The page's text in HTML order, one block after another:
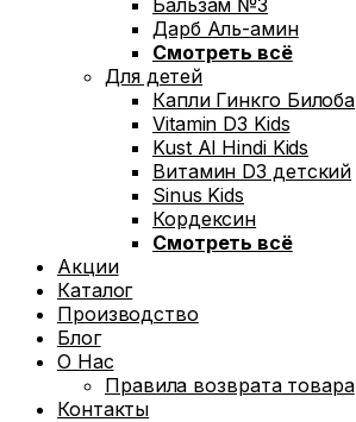
Дарб Аль-амин
Смотреть всё
Для детей
Капли Гинкго Билоба
Vitamin D3 Kids
Kust Al Hindi Kids
Витамин D3 детский
Sinus Kids
Кордексин
Смотреть всё
Акции
Каталог
Производство
Блог
О Нас
Правила возврата товара
Контакты